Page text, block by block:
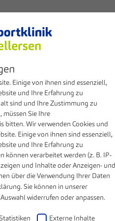
& Besucher
Einige von ihnen sind essenziell,
und Ihre Erfahrung zu
sind und Ihre Zustimmung zu
Sie Ihre
bitten. Wir verwenden Cookies und
Einige von ihnen sind essenziell,
und Ihre Erfahrung zu
können verarbeitet werden (z. B. IP-
und Inhalte oder Anzeigen- und
über die Verwendung Ihrer Daten
. Sie können in unserer
widerrufen oder anpassen.
Externe Inhalte